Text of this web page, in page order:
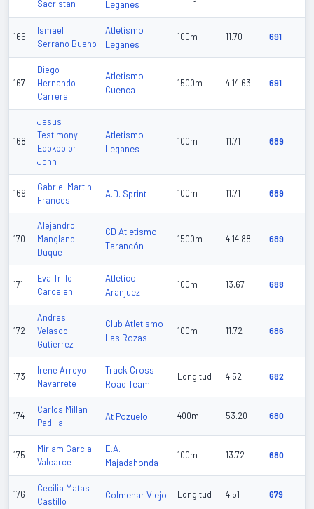
Sacristan Leganes
166
Ismael
Serrano Bueno
Atletismo
Leganes
100m 11.70 691
167
Diego
Hernando
Carrera
Atletismo
Cuenca
1500m 4:14.63 691
168
Jesus
Testimony
Edokpolor
John
Atletismo
Leganes
100m 11.71 689
169
Gabriel Martin
Frances
A.D. Sprint 100m 11.71 689
170
Alejandro
Manglano
Duque
CD Atletismo
Tarancón
1500m 4:14.88 689
171
Eva Trillo
Carcelen
Atletico
Aranjuez
100m 13.67 688
172
Andres
Velasco
Gutierrez
Club Atletismo
Las Rozas
100m 11.72 686
173
Irene Arroyo
Navarrete
Track Cross
Road Team
Longitud 4.52 682
174
Carlos Millan
Padilla
At Pozuelo 400m 53.20 680
175
Miriam Garcia
Valcarce
E.A.
Majadahonda
100m 13.72 680
176
Cecilia Matas
Castillo
Colmenar Viejo Longitud 4.51 679